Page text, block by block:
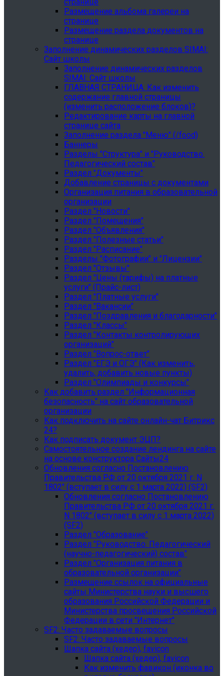
Размещение альбома галереи на
странице
Размещение раздела документов на
странице
Заполнение динамических разделов SIMAI:
Сайт школы
Заполнение динамических разделов
SIMAI: Сайт школы
ГЛАВНАЯ СТРАНИЦА. Как изменить
содержание главной страницы
(изменить расположение блоков)?
Редактирование карты на главной
странице сайта
Заполнение раздела "Меню" (/food)
Баннеры
Разделы "Структура" и "Руководство.
Педагогический состав"
Раздел "Документы"
Добавление страницы с документами
Организация питания в образовательной
организации
Раздел "Новости"
Раздел "Помещения"
Раздел "Объявления"
Раздел "Полезные статьи"
Раздел "Расписание"
Разделы "Фотографии" и "Лицензии"
Раздел "Отзывы"
Раздел "Цены (тарифы) на платные
услуги" (Прайс-лист)
Раздел "Платные услуги"
Раздел "Вакансии"
Раздел "Поздравления и благодарности"
Раздел "Классы"
Раздел "Контакты контролирующих
организаций"
Раздел "Вопрос-ответ"
Раздел "ЕГЭ и ОГЭ" (Как изменить,
удалить, добавить новые пункты)
Раздел "Олимпиады и конкурсы"
Как добавить раздел "Информационная
безопасность" на сайт образовательной
организации
Как подключить на сайте онлайн-чат Битрикс
24?
Как подписать документ ЭЦП?
Самостоятельное создание лендинга на сайте
на основе конструктора Сайты24
Обновления согласно Постановлению
Правительства РФ от 20 октября 2021 г. N
1802" (вступает в силу с 1 марта 2022) (SF2)
Обновления согласно Постановлению
Правительства РФ от 20 октября 2021 г.
N 1802" (вступает в силу с 1 марта 2022)
(SF2)
Раздел "Образование"
Раздел "Руководство. Педагогический
(научно-педагогический) состав"
Раздел "Организация питания в
образовательной организации"
Размещение ссылок на официальные
сайты Министерства науки и высшего
образования Российской Федерации и
Министерства просвещения Российской
Федерации в сети "Интернет"
SF2: Часто задаваемые вопросы
SF2: Часто задаваемые вопросы
Шапка сайта (хедер), favicon
Шапка сайта (хедер), favicon
Как изменить фавикон (иконка во